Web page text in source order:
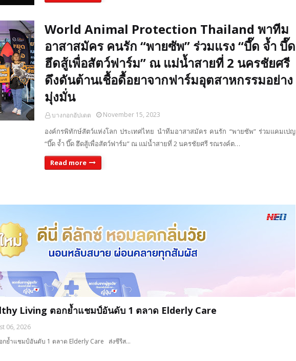
World Animal Protection Thailand พาทีม
อาสาสมัคร คนรัก “พายซัพ” ร่วมแรง “บึ๊ด จ้ำ บึ๊ด
ฮึดสู้เพื่อสัตว์ฟาร์ม” ณ แม่น้ำสายที่ 2 นครชัยศรี
ดึงดันต้านเชื้อดื้อยาจากฟาร์มอุตสาหกรรมอย่าง
มุ่งมั่น
บางกอกอัปเดต November 15, 2023
องค์กรพิทักษ์สัตว์แห่งโลก ประเทศไทย นำทีมอาสาสมัคร คนรัก “พายซัพ” ร่วมแคมเปญ
“บึ๊ด จ้ำ บึ๊ด ฮึดสู้เพื่อสัตว์ฟาร์ม” ณ แม่น้ำสายที่ 2 นครชัยศรี รณรงค์ต…
Read more
Living ตอกย้ำแชมป์อันดับ 1 ตลาด Elderly Care
06, 2026
ย้ำแชมป์อันดับ 1 ตลาด Elderly Care ส่งซีรีส…